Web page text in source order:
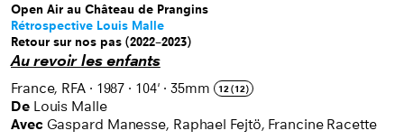
Open Air au Château de Prangins
Rétrospective Louis Malle
Retour sur nos pas (2022–2023)
Au revoir les enfants
France, RFA· 1987 · 104' ·35mm 12 (12)
De Louis Malle
Avec Gaspard Manesse, Raphael Fejtö, Francine Racette